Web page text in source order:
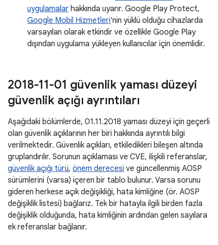
uygulamalar hakkında uyarır. Google Play Protect,
Google Mobil Hizmetleri'nin yüklü olduğu cihazlarda
varsayılan olarak etkindir ve özellikle Google Play
dışından uygulama yükleyen kullanıcılar için önemlidir.
2018-11-01 güvenlik yaması düzeyi
güvenlik açığı ayrıntıları
Aşağıdaki bölümlerde, 01.11.2018 yaması düzeyi için geçerli
olan güvenlik açıklarının her biri hakkında ayrıntılı bilgi
verilmektedir. Güvenlik açıkları, etkiledikleri bileşen altında
gruplandırılır. Sorunun açıklaması ve CVE, ilişkili referanslar,
güvenlik açığı türü, önem derecesi ve güncellenmiş AOSP
sürümlerini (varsa) içeren bir tablo bulunur. Varsa sorunu
gideren herkese açık değişikliği, hata kimliğine (ör. AOSP
değişiklik listesi) bağlarız. Tek bir hatayla ilgili birden fazla
değişiklik olduğunda, hata kimliğinin ardından gelen sayılara
ek referanslar bağlanır.